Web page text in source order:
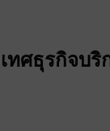
ทศธุรกิจบริ